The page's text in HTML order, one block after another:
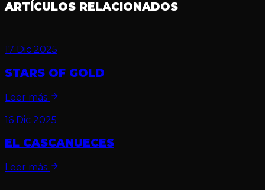
ARTÍCULOS RELACIONADOS
17 Dic 2025
STARS OF GOLD
Leer más
16 Dic 2025
EL CASCANUECES
Leer más